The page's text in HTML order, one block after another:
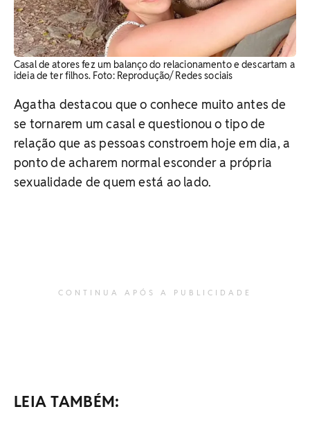
Casal de atores fez um balanço do relacionamento e descartam a
ideia de ter filhos. Foto: Reprodução/ Redes sociais
Agatha destacou que o conhece muito antes de
se tornarem um casal e questionou o tipo de
relação que as pessoas constroem hoje em dia, a
ponto de acharem normal esconder a própria
sexualidade de quem está ao lado.
CONTINUA APÓS A PUBLICIDADE
LEIA TAMBÉM: